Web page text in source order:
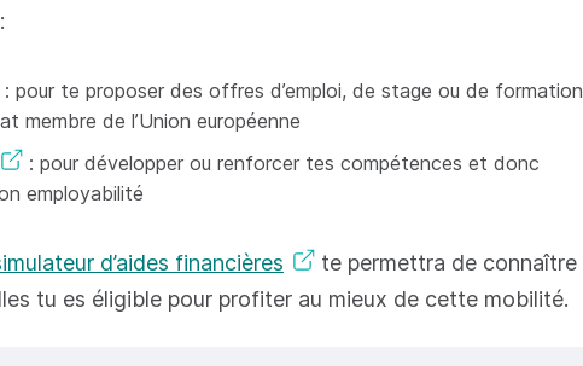
: pour te proposer des offres d’emploi, de stage ou de formation
membre de l’Union européenne
: pour développer ou renforcer tes compétences et donc
employabilité
d’aides financières
te permettra de connaître
tu es éligible pour profiter au mieux de cette mobilité.